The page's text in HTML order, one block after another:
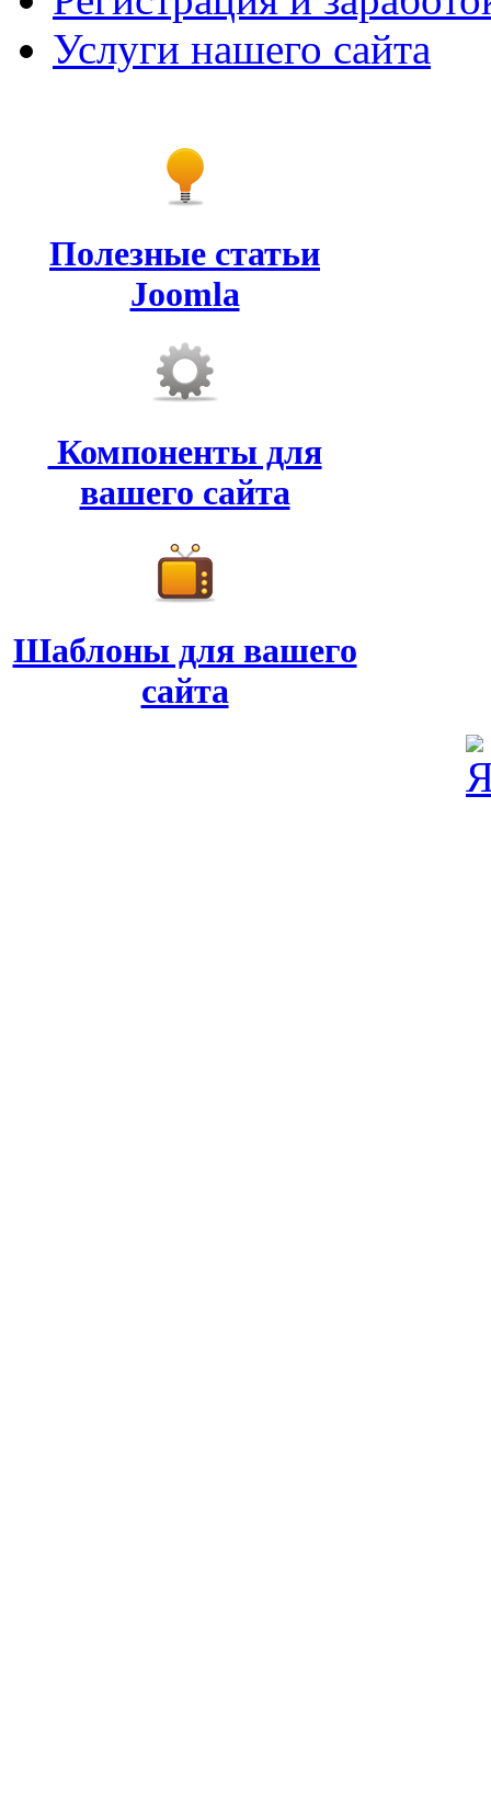
Услуги нашего сайта
Полезные статьи
Joomla
Компоненты для
вашего сайта
Шаблоны для вашего
сайта